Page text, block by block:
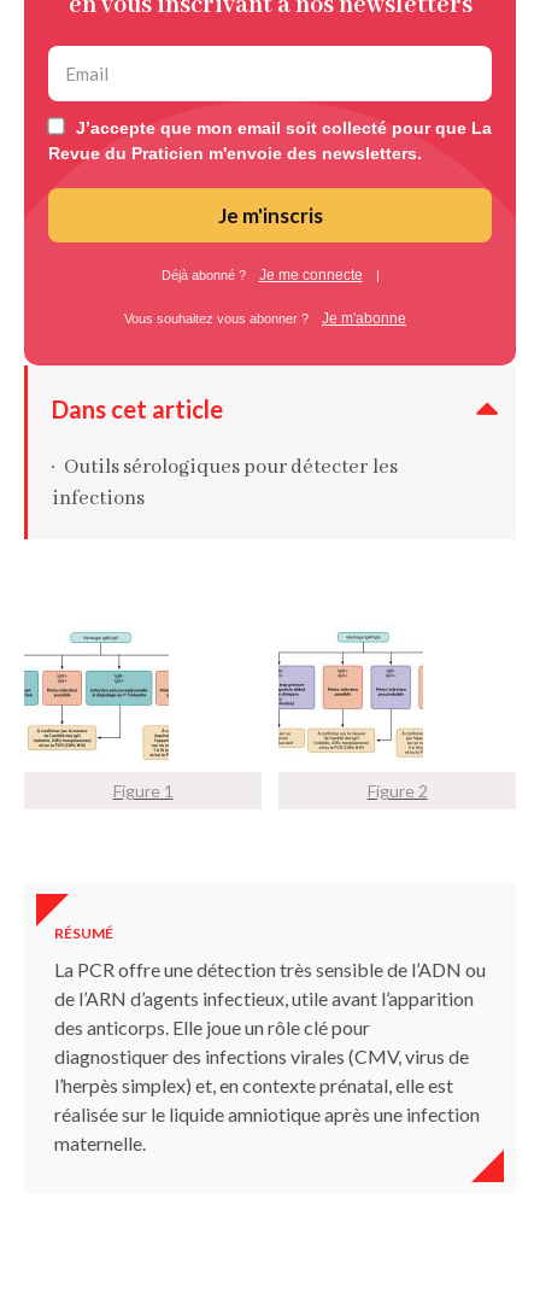
J’accepte que mon email soit collecté pour que La
Revue du Praticien m'envoie des newsletters.
Je m'inscris
Déjà abonné ? Je me connecte |
Vous souhaitez vous abonner ? Je m'abonne
Dans cet article
Outils sérologiques pour détecter les
infections
Figure 1 Figure 2
RÉSUMÉ
La PCR offre une détection très sensible de l’ADN ou
de l’ARN d’agents infectieux, utile avant l’apparition
des anticorps. Elle joue un rôle clé pour
diagnostiquer des infections virales (CMV, virus de
l’herpès simplex) et, en contexte prénatal, elle est
réalisée sur le liquide amniotique après une infection
maternelle.